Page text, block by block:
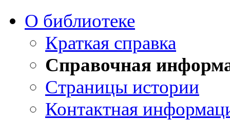
О библиотеке
Краткая справка
Справочная
Страницы истории
Контактная